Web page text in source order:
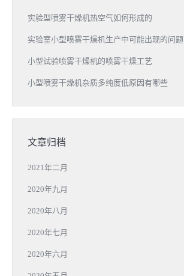
实验型喷雾干燥机热空气如何形成的
实验室小型喷雾干燥机生产中可能出现的问题
小型试验喷雾干燥机的喷雾干燥工艺
小型喷雾干燥机杂质多纯度低原因有哪些
文章归档
2021年二月
2020年九月
2020年八月
2020年七月
2020年六月